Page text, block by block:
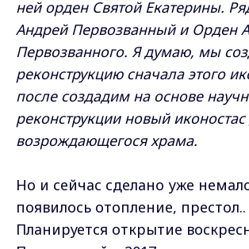
ней орден Святой Екатерины.
Андрей Первозванный и Орден
Первозванного. Я думаю, мы
реконструкцию сначала этого
после создадим на основе
реконструкции новый иконостас
возрождающегося храма.
Но и сейчас сделано уже
появилось отопление, престол..
Планируется открытие